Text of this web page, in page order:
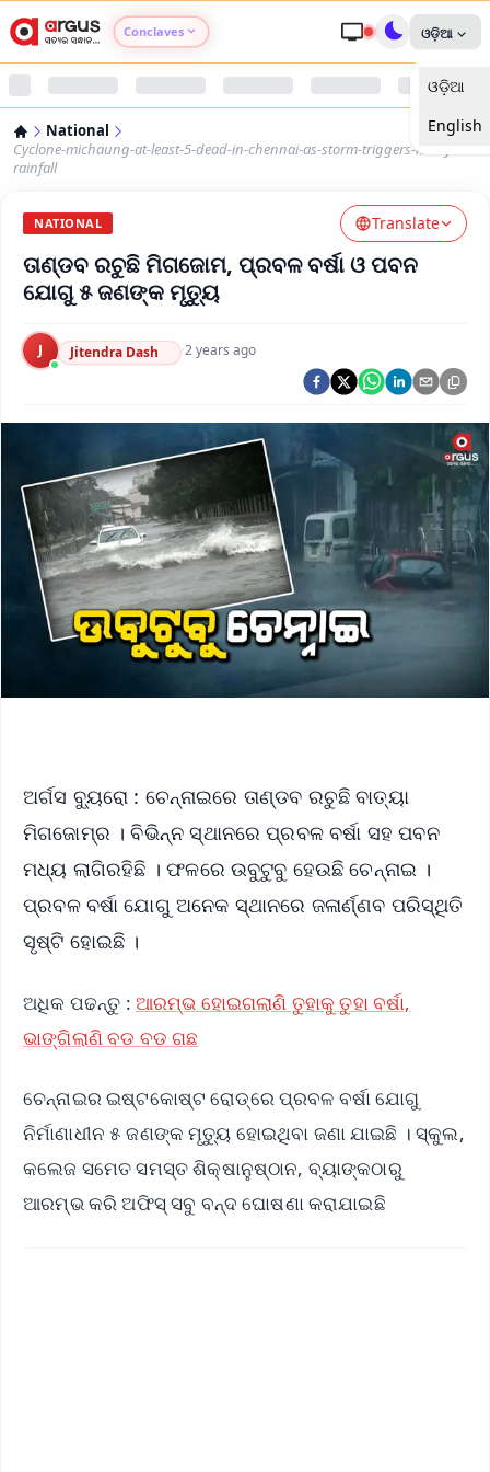
Conclaves
Argus Nari Shakti
Argus Health Connect
Argus Chalo Dekhein Apna Desh
ଓଡ଼ିଆ
ଓଡ଼ିଆ
English
National
Cyclone-michaung-at-least-5-dead-in-chennai-as-storm-triggers-heavy-
rainfall
NATIONAL Translate
ତାଣ୍ଡବ ରଚୁଛି ମିଗଜୋମ, ପ୍ରବଳ ବର୍ଷା ଓ ପବନ
ଯୋଗୁ ୫ ଜଣଙ୍କ ମୃତ୍ୟୁ
J Jitendra Dash ·2 years ago
ଅର୍ଗସ ବ୍ୟୁରୋ : ଚେନ୍ନାଇରେ ତାଣ୍ଡବ ରଚୁଛି ବାତ୍ୟା
ମିଗଜୋମ୍‌ର । ବିଭିନ୍ନ ସ୍ଥାନରେ ପ୍ରବଳ ବର୍ଷା ସହ ପବନ
ମଧ୍ୟ ଲାଗିରହିଛି । ଫଳରେ ଉବୁଟୁବୁ ହେଉଛି ଚେନ୍ନାଇ ।
ପ୍ରବଳ ବର୍ଷା ଯୋଗୁ ଅନେକ ସ୍ଥାନରେ ଜଳାର୍ଣ୍ଣବ ପରିସ୍ଥିତି
ସୃଷ୍ଟି ହୋଇଛି ।
ଅଧିକ ପଢନ୍ତୁ : ଆରମ୍ଭ ହୋଇଗଲାଣି ତୁହାକୁ ତୁହା ବର୍ଷା,
ଭାଙ୍ଗିଲାଣି ବଡ ବଡ ଗଛ
ଚେନ୍ନାଇର ଇଷ୍ଟକୋଷ୍ଟ ରୋଡ୍‌ରେ ପ୍ରବଳ ବର୍ଷା ଯୋଗୁ
ନିର୍ମାଣାଧୀନ ୫ ଜଣଙ୍କ ମୃତ୍ୟୁ ହୋଇଥିବା ଜଣା ଯାଇଛି । ସ୍କୁଲ,
କଲେଜ ସମେତ ସମସ୍ତ ଶିକ୍ଷାନୁଷ୍ଠାନ, ବ୍ୟାଙ୍କଠାରୁ
ଆରମ୍ଭ କରି ଅଫିସ୍ ସବୁ ବନ୍ଦ ଘୋଷଣା କରାଯାଇଛି